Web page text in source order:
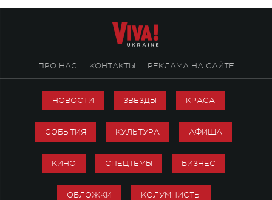
ПРО НАС КОНТАКТЫ РЕКЛАМА НА САЙТЕ
НОВОСТИ ЗВЕЗДЫ КРАСА
СОБЫТИЯ КУЛЬТУРА АФИША
КИНО СПЕЦТЕМЫ БИЗНЕС
ОБЛОЖКИ КОЛУМНИСТЫ